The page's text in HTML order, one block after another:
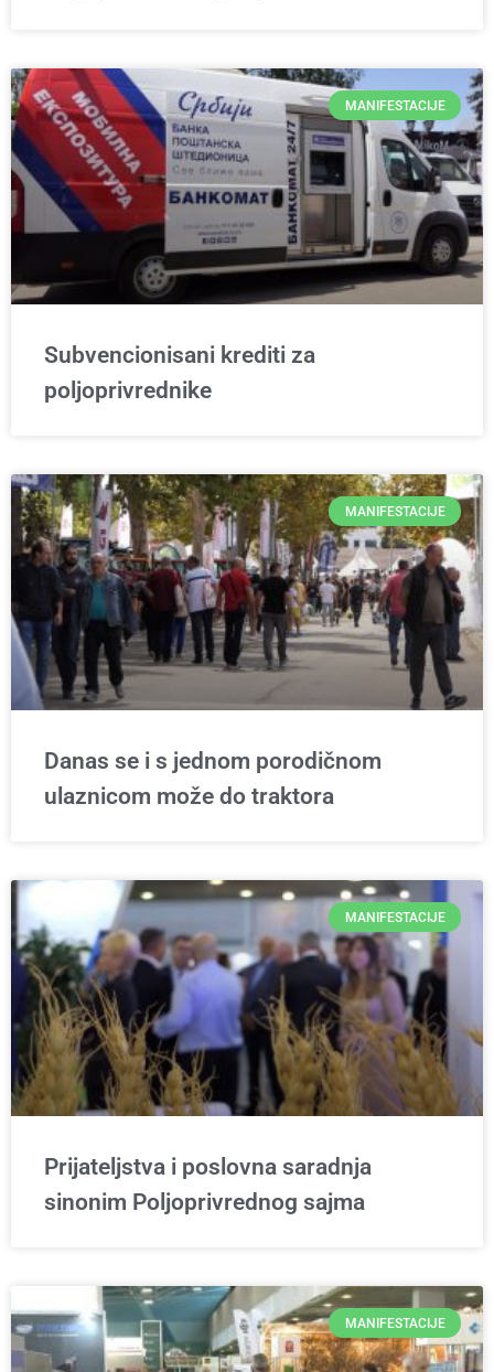
MANIFESTACIJE
Subvencionisani krediti za
poljoprivrednike
MANIFESTACIJE
Danas se i s jednom porodičnom
ulaznicom može do traktora
MANIFESTACIJE
Prijateljstva i poslovna saradnja
sinonim Poljoprivrednog sajma
MANIFESTACIJE